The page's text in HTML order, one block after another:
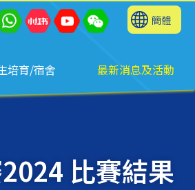
簡體
培育/宿舍 最新消息及活動
比賽結果